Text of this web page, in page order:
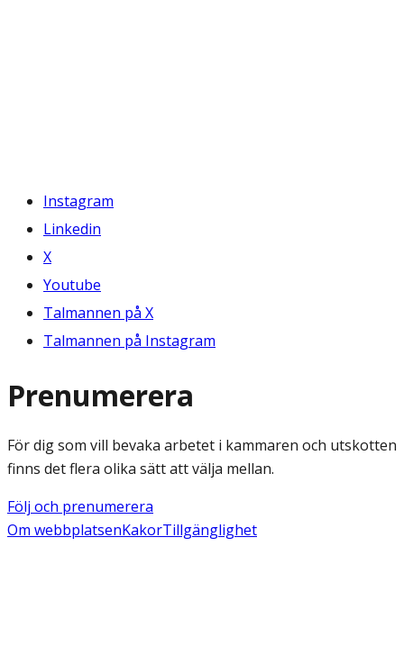
Instagram
Linkedin
X
Youtube
Talmannen på X
Talmannen på Instagram
Prenumerera
För dig som vill bevaka arbetet i kammaren och utskotten
finns det flera olika sätt att välja mellan.
Följ och prenumerera
Om webbplatsenKakorTillgänglighet